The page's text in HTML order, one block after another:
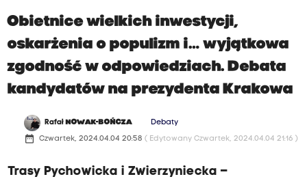
Obietnice wielkich inwestycji,
oskarżenia o populizm i… wyjątkowa
zgodność w odpowiedziach. Debata
kandydatów na prezydenta Krakowa
Rafał NOWAK-BOŃCZA Debaty
date_range Czwartek, 2024.04.04 20:58 ( Edytowany Czwartek, 2024.04.04 21:16 )
Trasy Pychowicka i Zwierzyniecka –